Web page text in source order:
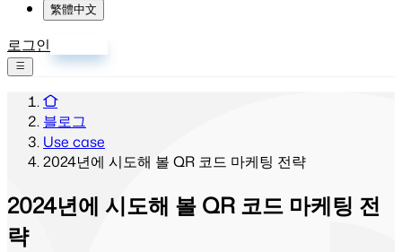
繁體中文
로그인
블로그
Use case
2024년에 시도해 볼 QR 코드 마케팅 전략
2024년에 시도해 볼 QR 코드 마케팅 전
략